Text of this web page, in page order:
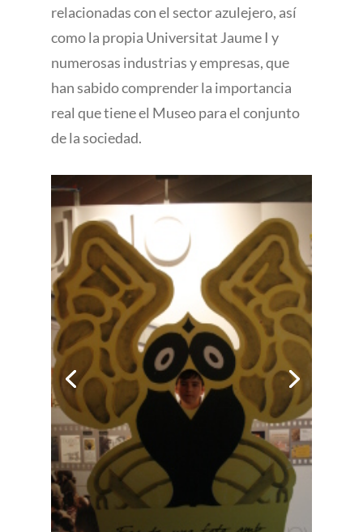
relacionadas con el sector azulejero, así
como la propia Universitat Jaume I y
numerosas industrias y empresas, que
han sabido comprender la importancia
real que tiene el Museo para el conjunto
de la sociedad.